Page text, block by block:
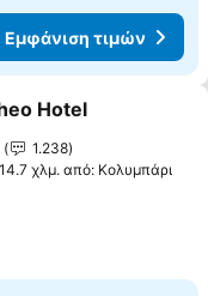
Εμφάνιση τιμών
στα αγαπημένα
Hotel
1.238
χλμ. από: Κολυμπάρι